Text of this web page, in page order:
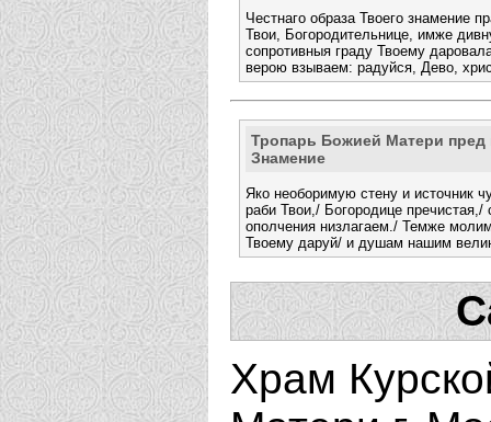
Честнаго образа Твоего знамение
Твои, Богородительнице, имже
сопротивныя граду Твоему
верою взываем: радуйся, Дево,
Тропарь Божией Матери пред
Знамение
Яко необоримую стену и источник
раби Твои,/ Богородице пречистая,/
ополчения низлагаем./ Темже
Твоему даруй/ и душам нашим
Храм